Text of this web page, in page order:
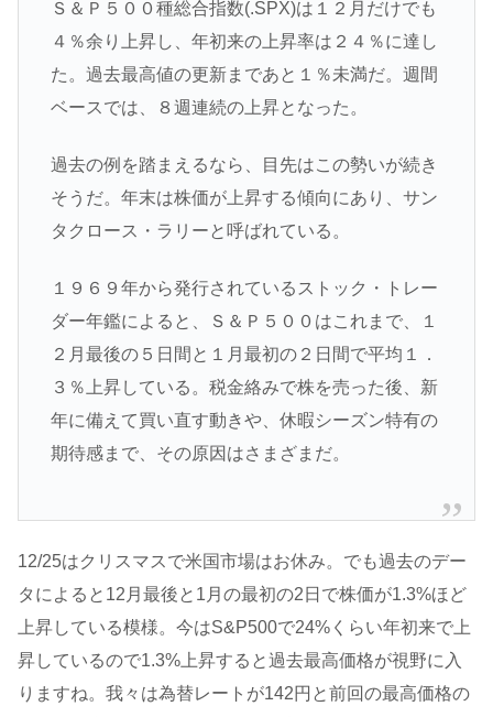
Ｓ＆Ｐ５００種総合指数(.SPX)は１２月だけでも
４％余り上昇し、年初来の上昇率は２４％に達し
た。過去最高値の更新まであと１％未満だ。週間
ベースでは、８週連続の上昇となった。
過去の例を踏まえるなら、目先はこの勢いが続き
そうだ。年末は株価が上昇する傾向にあり、サン
タクロース・ラリーと呼ばれている。
１９６９年から発行されているストック・トレー
ダー年鑑によると、Ｓ＆Ｐ５００はこれまで、１
２月最後の５日間と１月最初の２日間で平均１．
３％上昇している。税金絡みで株を売った後、新
年に備えて買い直す動きや、休暇シーズン特有の
期待感まで、その原因はさまざまだ。
12/25はクリスマスで米国市場はお休み。でも過去のデー
タによると12月最後と1月の最初の2日で株価が1.3%ほど
上昇している模様。今はS&P500で24%くらい年初来で上
昇しているので1.3%上昇すると過去最高価格が視野に入
りますね。我々は為替レートが142円と前回の最高価格の